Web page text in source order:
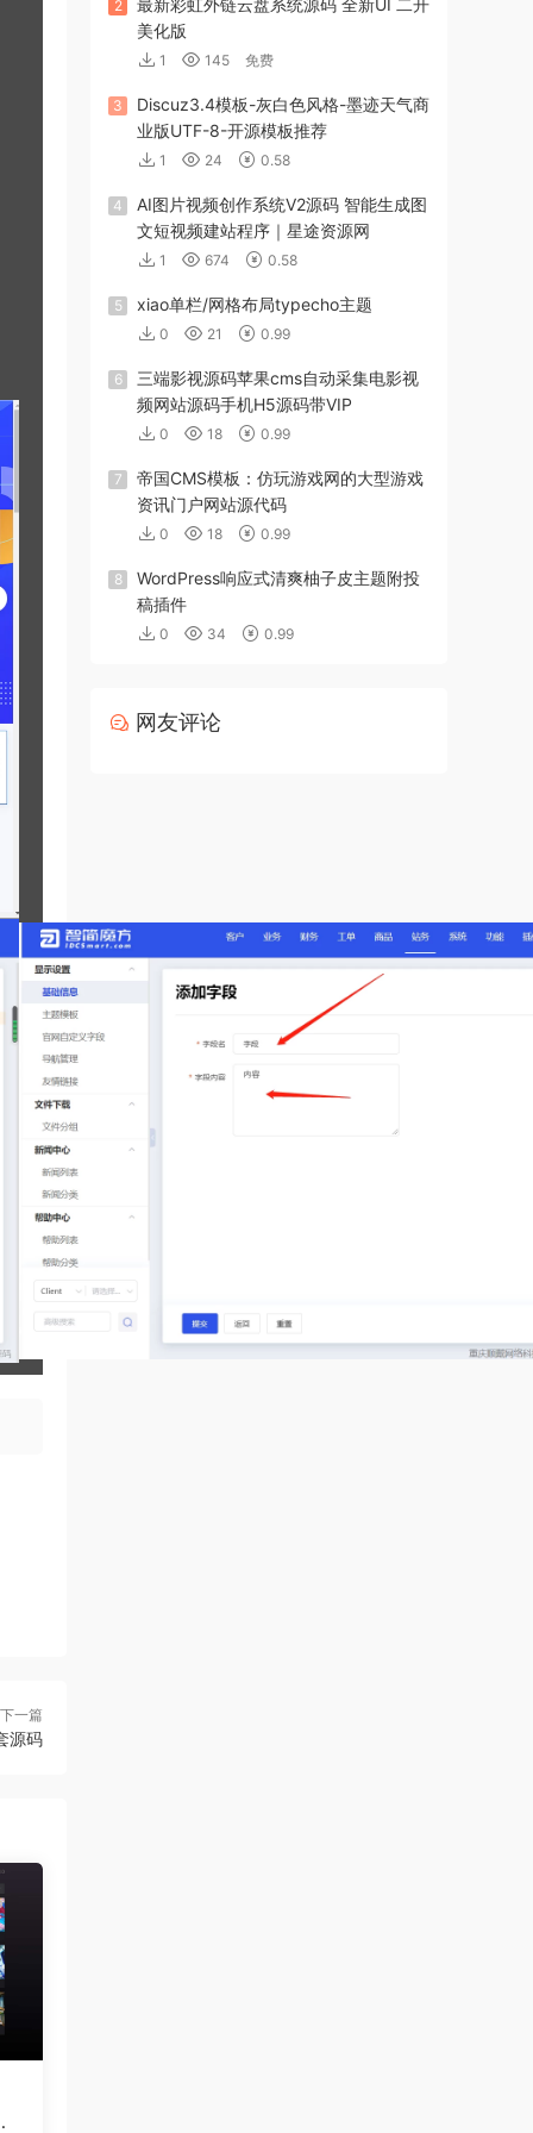
下一篇
源码
2
最新彩虹外链云盘系统源码 全新UI 二开
美化版
1 145 免费
3
Discuz3.4模板-灰白色风格-墨迹天气商
业版UTF-8-开源模板推荐
1 24 0.58
4
AI图片视频创作系统V2源码 智能生成图
文短视频建站程序｜星途资源网
1 674 0.58
5 xiao单栏/网格布局typecho主题
0 21 0.99
6
三端影视源码苹果cms自动采集电影视
频网站源码手机H5源码带VIP
0 18 0.99
7
帝国CMS模板：仿玩游戏网的大型游戏
资讯门户网站源代码
0 18 0.99
8
WordPress响应式清爽柚子皮主题附投
稿插件
0 34 0.99
网友评论